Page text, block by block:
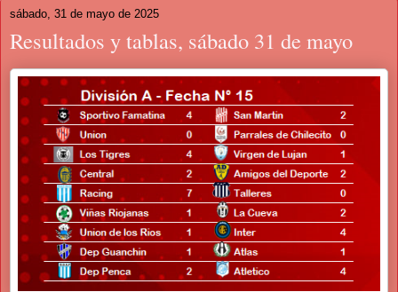
sábado, 31 de mayo de 2025
Resultados y tablas, sábado 31 de mayo